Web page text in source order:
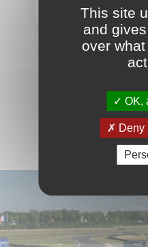
Circuit fermé
VOIR LE
This site
and
over
OK,
Deny